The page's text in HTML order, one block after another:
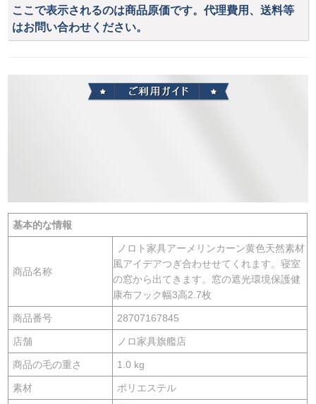
ここで表示されるのは商品原価です。代理費用、送料等
はお問い合わせください。
基本的な情報
商品名称
ノロト家具アーメリンカーン黄色天然素材
風アイデアつぎ合わせせてくれます。寝室
の窓から出てきます。窓の遮光環境保護健
康布フック幅3高2.7枚
商品番号 28707167845
店舗 ノロ家具旗艦店
商品の毛の重さ 1.0 kg
素材 ポリエステル